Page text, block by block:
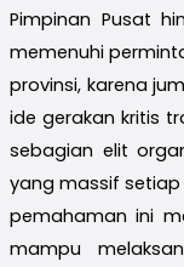
Pimpinan Pusat
memenuhi
provinsi, karena
ide gerakan kritis
sebagian elit
yang massif
pemahaman ini
mampu